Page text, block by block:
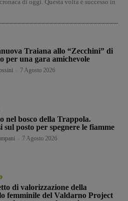
di oggi. Questa volta è successo in
Traiana allo “Zecchini” di
per una gara amichevole
7 Agosto 2026
nel bosco della Trappola.
sul posto per spegnere le fiamme
7 Agosto 2026
di valorizzazione della
femminile del Valdarno Project